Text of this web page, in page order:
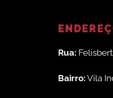
Rua:
Bairro: Vila